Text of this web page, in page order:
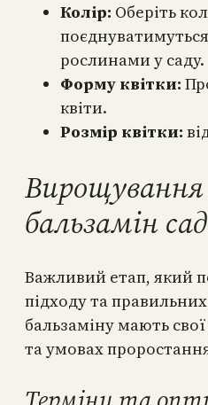
Колір: Оберіть
рослинами у саду.
Форму квітки:
квіти.
Розмір квітки:
Вирощування
бальзамін
Важливий етап, який
підходу та
бальзаміну мають свої
та умовах